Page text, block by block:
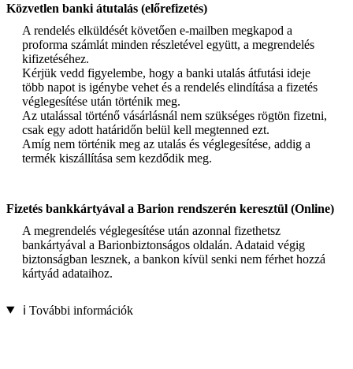
Közvetlen banki átutalás (előrefizetés)
A rendelés elküldését követően e-mailben megkapod a
proforma számlát minden részletével együtt, a megrendelés
kifizetéséhez.
Kérjük vedd figyelembe, hogy a banki utalás átfutási ideje
több napot is igénybe vehet és a rendelés elindítása a fizetés
véglegesítése után történik meg.
Az utalással történő vásárlásnál nem szükséges rögtön fizetni,
csak egy adott határidőn belül kell megtenned ezt.
Amíg nem történik meg az utalás és véglegesítése, addig a
termék kiszállítása sem kezdődik meg.
Fizetés bankkártyával a Barion rendszerén keresztül (Online)
A megrendelés véglegesítése után azonnal fizethetsz
bankártyával a Barionbiztonságos oldalán. Adataid végig
biztonságban lesznek, a bankon kívül senki nem férhet hozzá
kártyád adataihoz.
ℹ️ További információk